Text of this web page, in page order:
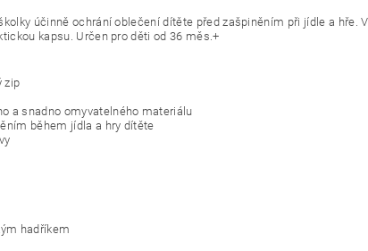
účinně ochrání oblečení dítěte před zašpiněním při jídle a
kapsu. Určen pro děti od 36 měs.+
zip
a snadno omyvatelného materiálu
během jídla a hry dítěte
hadříkem